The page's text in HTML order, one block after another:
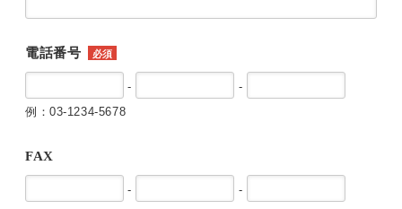
電話番号 必須
-
-
例：03-1234-5678
FAX
-
-